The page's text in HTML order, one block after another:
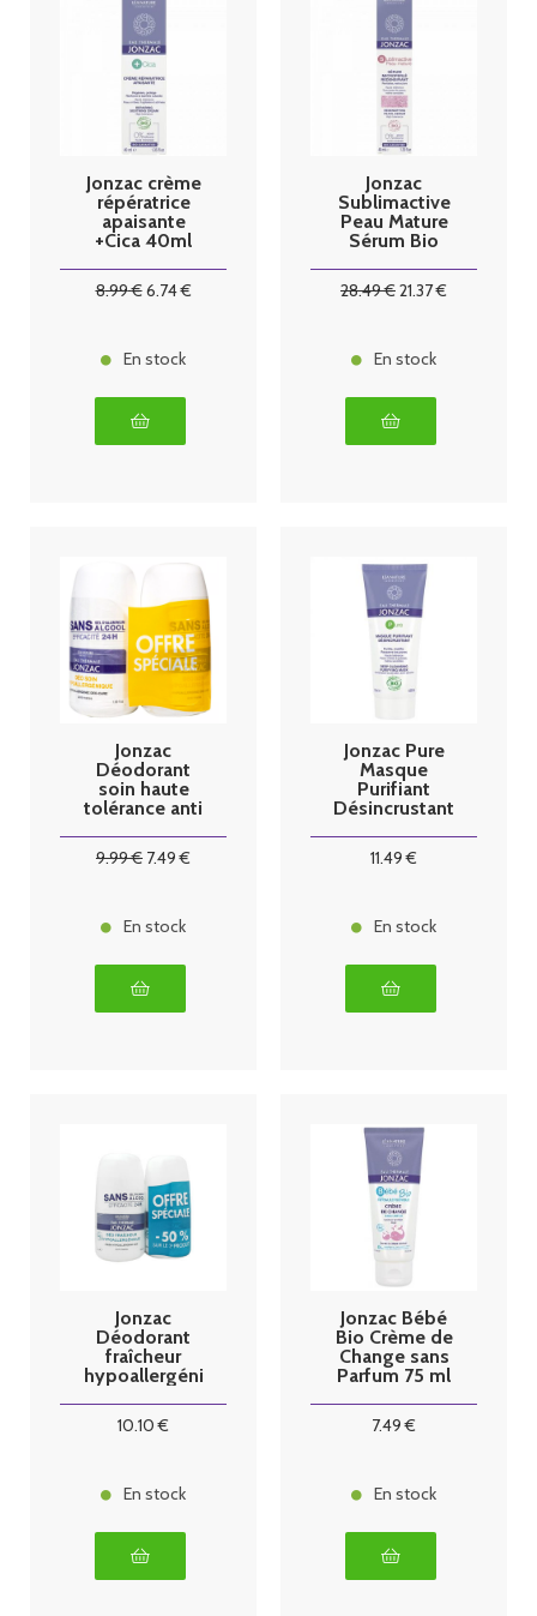
Jonzac crème
répératrice
apaisante
+Cica 40ml
8.99€6.74€
En stock
Jonzac
Sublimactive
Peau Mature
Sérum Bio
28.49€21.37€
En stock
Jonzac
Déodorant
soin haute
tolérance anti
50ml
9.99€ 7.49 €
En stock
Jonzac Pure
Masque
Purifiant
Désincrustant
11.49 €
En stock
Jonzac
Déodorant
fraîcheur
hypoallergéni
50ml
10.10 €
En stock
Jonzac Bébé
Bio Crème de
Change sans
Parfum 75 ml
7.49 €
En stock